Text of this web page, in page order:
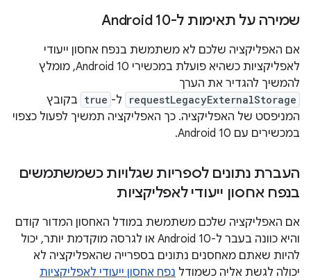
שמירה על תאימות ל-Android 10
אם האפליקציה שלכם לא משתמשת בנפח אחסון ייעודי
לאפליקציות כשהיא פועלת במכשירי Android 10, מומלץ
להמשיך להגדיר את הערך
requestLegacyExternalStorage ל- true בקובץ
המניפסט של האפליקציה. כך האפליקציה תמשיך לפעול כצפוי
במכשירים עם Android 10.
העברת נתונים לספריות שגלויות כשמשתמשים
בנפח אחסון ייעודי לאפליקציות
אם האפליקציה שלכם משתמשת במודל האחסון המדור קודם
והיא כוונה בעבר ל-Android 10 או לגרסה מוקדמת יותר, יכול
להיות שאתם מאחסנים נתונים בספרייה שהאפליקציה לא
יכולה לגשת אליה כשמודל נפח אחסון ייעודי לאפליקציות